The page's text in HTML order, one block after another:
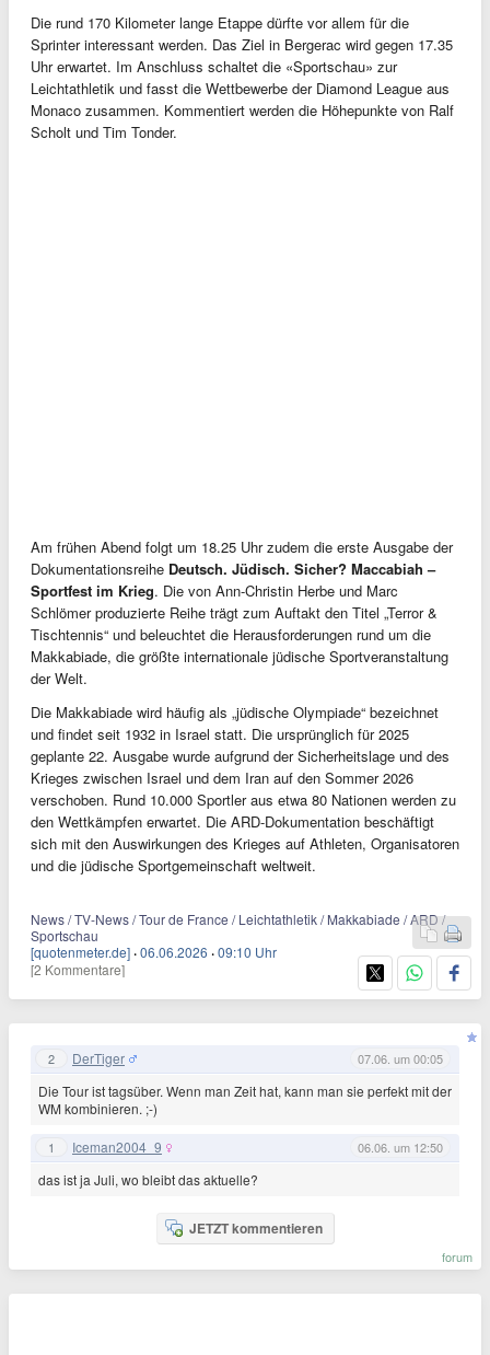
Die rund 170 Kilometer lange Etappe dürfte vor allem für die
Sprinter interessant werden. Das Ziel in Bergerac wird gegen 17.35
Uhr erwartet. Im Anschluss schaltet die «Sportschau» zur
Leichtathletik und fasst die Wettbewerbe der Diamond League aus
Monaco zusammen. Kommentiert werden die Höhepunkte von Ralf
Scholt und Tim Tonder.
Am frühen Abend folgt um 18.25 Uhr zudem die erste Ausgabe der
Dokumentationsreihe Deutsch. Jüdisch. Sicher? Maccabiah –
Sportfest im Krieg. Die von Ann-Christin Herbe und Marc
Schlömer produzierte Reihe trägt zum Auftakt den Titel „Terror &
Tischtennis“ und beleuchtet die Herausforderungen rund um die
Makkabiade, die größte internationale jüdische Sportveranstaltung
der Welt.
Die Makkabiade wird häufig als „jüdische Olympiade“ bezeichnet
und findet seit 1932 in Israel statt. Die ursprünglich für 2025
geplante 22. Ausgabe wurde aufgrund der Sicherheitslage und des
Krieges zwischen Israel und dem Iran auf den Sommer 2026
verschoben. Rund 10.000 Sportler aus etwa 80 Nationen werden zu
den Wettkämpfen erwartet. Die ARD-Dokumentation beschäftigt
sich mit den Auswirkungen des Krieges auf Athleten, Organisatoren
und die jüdische Sportgemeinschaft weltweit.
News / TV-News / Tour de France / Leichtathletik / Makkabiade / ARD /
Sportschau
[quotenmeter.de] ·06.06.2026 ·09:10 Uhr
[2 Kommentare]
2 DerTiger 07.06. um 00:05
Die Tour ist tagsüber. Wenn man Zeit hat, kann man sie perfekt mit der
WM kombinieren. ;-)
1 Iceman2004_9 06.06. um 12:50
das ist ja Juli, wo bleibt das aktuelle?
JETZT kommentieren
forum